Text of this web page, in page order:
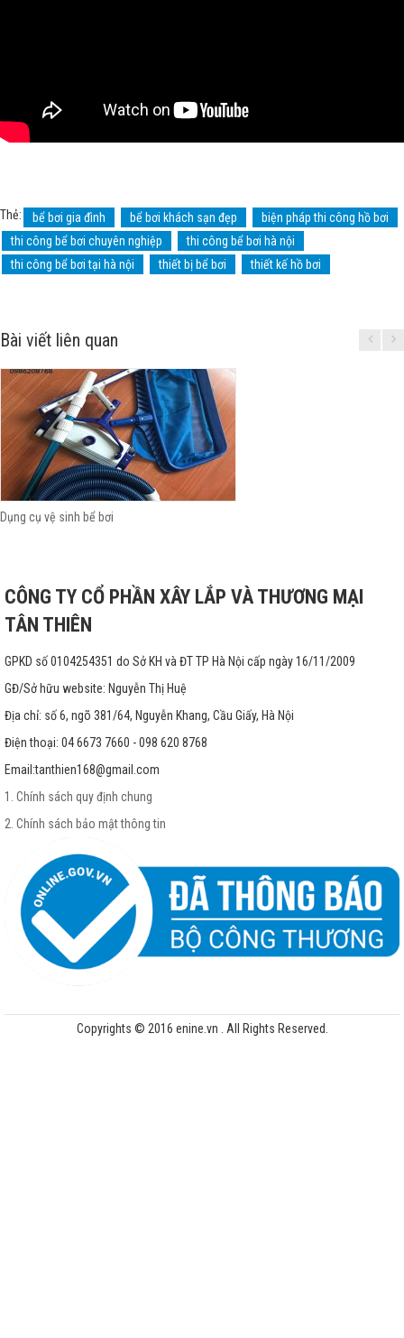
Thẻ: bể bơi gia đình bể bơi khách sạn đẹp
biện pháp thi công hồ bơi
thi công bể bơi chuyên nghiệp
thi công bể bơi hà nội
thi công bể bơi tại hà nội
thiết bị bể bơi thiết kế hồ bơi
Bài viết liên quan
Dụng cụ vệ sinh bể bơi
CÔNG TY CỔ PHẦN XÂY LẮP VÀ THƯƠNG MẠI
TÂN THIÊN
GPKD số 0104254351 do Sở KH và ĐT TP Hà Nội cấp ngày 16/11/2009
GĐ/Sở hữu website: Nguyễn Thị Huệ
Địa chỉ: số 6, ngõ 381/64, Nguyễn Khang, Cầu Giấy, Hà Nội
Điện thoại: 04 6673 7660 - 098 620 8768
Email:tanthien168@gmail.com
1. Chính sách quy định chung
2. Chính sách bảo mật thông tin
Copyrights © 2016 enine.vn . All Rights Reserved.